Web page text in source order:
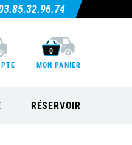
0
MON PANIER
RÉSERVOIR